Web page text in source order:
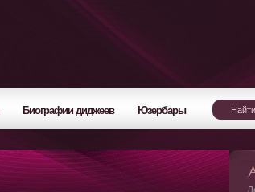
Биографии диджеев Юзербары